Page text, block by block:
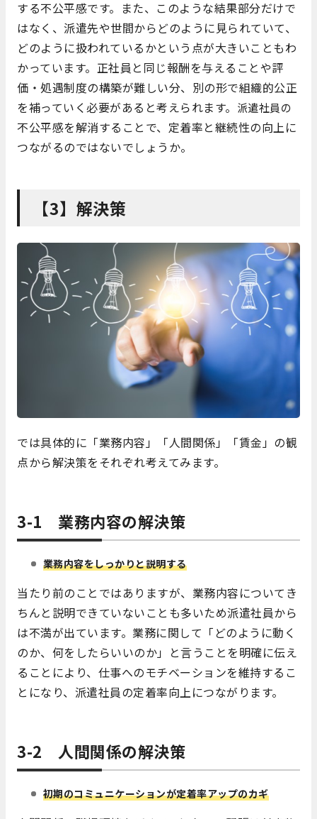
する不公平感です。また、このような結果部分だけで
はなく、派遣先や世間からどのように見られていて、
どのように扱われているかという点が大きいこともわ
かっています。正社員と同じ報酬を与えることや評
価・処遇制度の構築が難しい分、別の形で組織的公正
を補っていく必要があると考えられます。 派遣社員の
不公平感を解消することで、定着率と継続性の向上に
つながるのではないでしょうか。
【3】解決策
では具体的に「業務内容」「人間関係」「賃金」の観
点から解決策をそれぞれ考えてみます。
3-1 業務内容の解決策
業務内容をしっかりと説明する
当たり前のことではありますが、業務内容についてき
ちんと説明できていないことも多いため派遣社員から
は不満が出ています。業務に関して「どのように動く
のか、何をしたらいいのか」と言うことを明確に伝え
ることにより、仕事へのモチベーションを維持するこ
とになり、派遣社員の定着率向上につながります。
3-2 人間関係の解決策
初期のコミュニケーションが定着率アップのカギ